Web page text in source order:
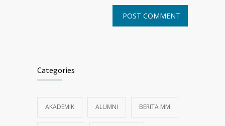
Categories
AKADEMIK ALUMNI BERITA MM